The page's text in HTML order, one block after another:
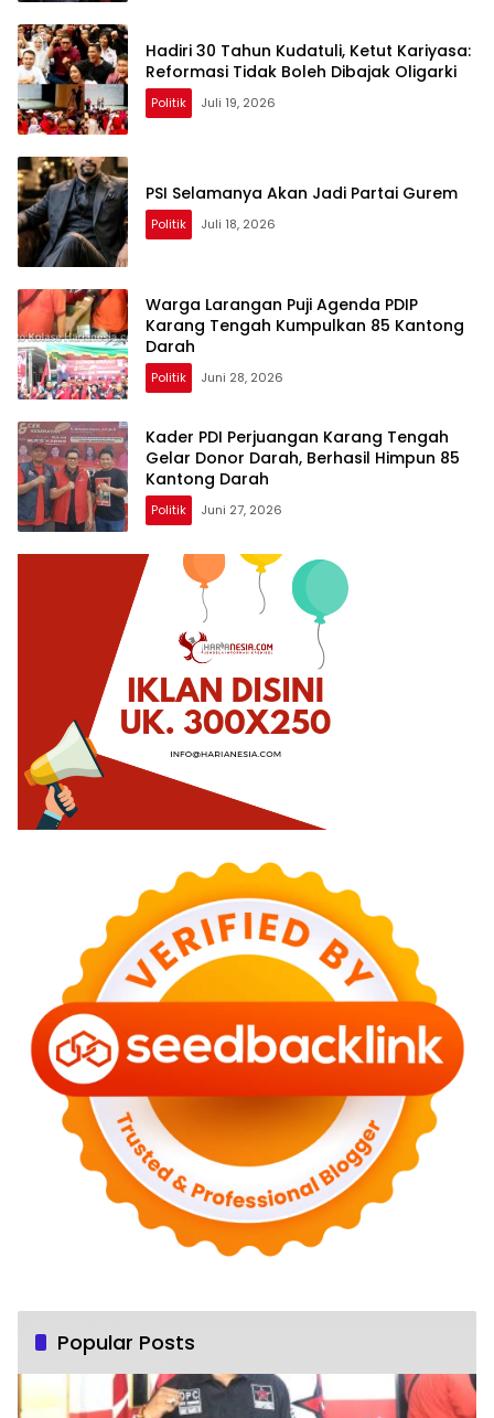
Hadiri 30 Tahun Kudatuli, Ketut Kariyasa:
Reformasi Tidak Boleh Dibajak Oligarki
Politik Juli 19, 2026
PSI Selamanya Akan Jadi Partai Gurem
Politik Juli 18, 2026
Warga Larangan Puji Agenda PDIP
Karang Tengah Kumpulkan 85 Kantong
Darah
Politik Juni 28, 2026
Kader PDI Perjuangan Karang Tengah
Gelar Donor Darah, Berhasil Himpun 85
Kantong Darah
Politik Juni 27, 2026
Popular Posts